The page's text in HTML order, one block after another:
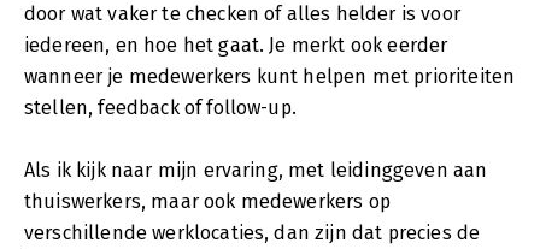
door wat vaker te checken of alles helder is voor
iedereen, en hoe het gaat. Je merkt ook eerder
wanneer je medewerkers kunt helpen met prioriteiten
stellen, feedback of follow-up.
Als ik kijk naar mijn ervaring, met leidinggeven aan
thuiswerkers, maar ook medewerkers op
verschillende werklocaties, dan zijn dat precies de